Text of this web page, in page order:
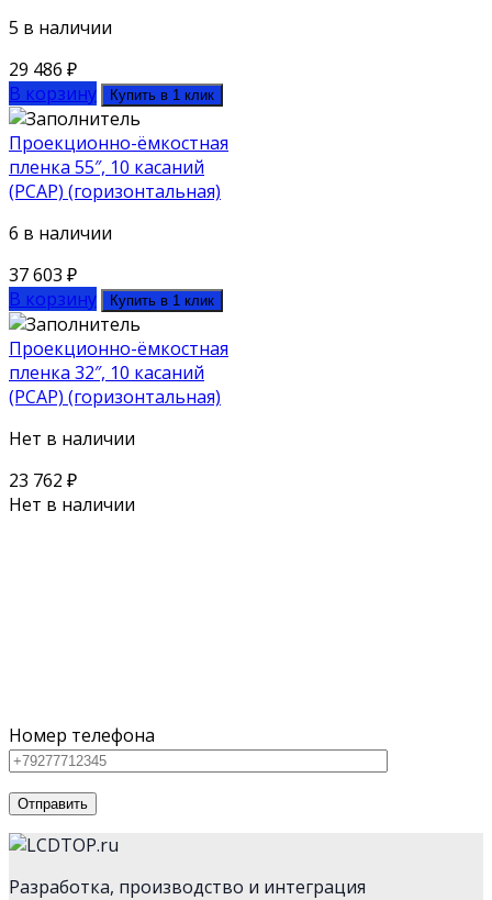
5 в наличии
29 486 ₽
В корзину
Купить в 1 клик
Проекционно-ёмкостная
пленка 55″, 10 касаний
(PCAP) (горизонтальная)
6 в наличии
37 603 ₽
В корзину
Купить в 1 клик
Проекционно-ёмкостная
пленка 32″, 10 касаний
(PCAP) (горизонтальная)
Нет в наличии
23 762 ₽
Нет в наличии
Номер телефона
Разработка, производство и интеграция